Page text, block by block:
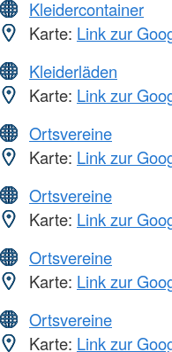
Kleidercontainer
Karte: Link zur
Kleiderläden
Karte: Link zur
Ortsvereine
Karte: Link zur
Ortsvereine
Karte: Link zur
Ortsvereine
Karte: Link zur
Ortsvereine
Karte: Link zur